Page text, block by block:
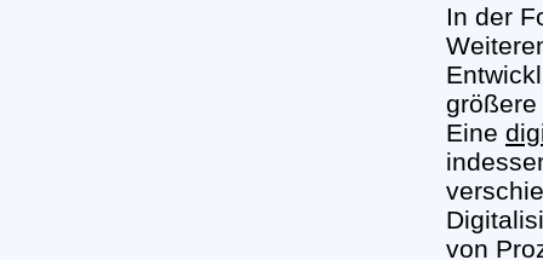
In der
größere
Eine
von